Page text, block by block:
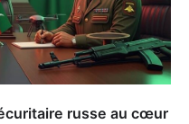
russe au cœur